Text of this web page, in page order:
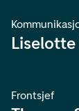
Frontsjef